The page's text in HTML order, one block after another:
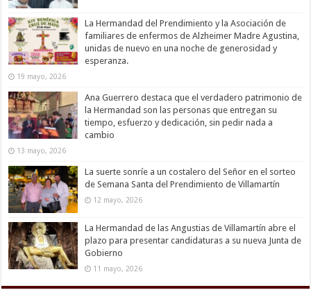
La Hermandad del Prendimiento y la Asociación de
familiares de enfermos de Alzheimer Madre Agustina,
unidas de nuevo en una noche de generosidad y
esperanza.
19 mayo, 2026
Ana Guerrero destaca que el verdadero patrimonio de
la Hermandad son las personas que entregan su
tiempo, esfuerzo y dedicación, sin pedir nada a
cambio
13 mayo, 2026
La suerte sonríe a un costalero del Señor en el sorteo
de Semana Santa del Prendimiento de Villamartín
12 mayo, 2026
La Hermandad de las Angustias de Villamartín abre el
plazo para presentar candidaturas a su nueva Junta de
Gobierno
11 mayo, 2026